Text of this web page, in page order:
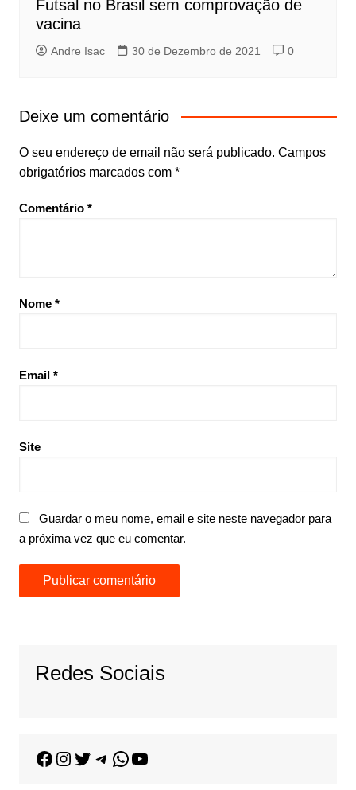
Futsal no Brasil sem comprovação de
vacina
Andre Isac 30 de Dezembro de 2021 0
Deixe um comentário
O seu endereço de email não será publicado. Campos
obrigatórios marcados com *
Comentário *
Nome *
Email *
Site
Guardar o meu nome, email e site neste navegador para
a próxima vez que eu comentar.
Redes Sociais